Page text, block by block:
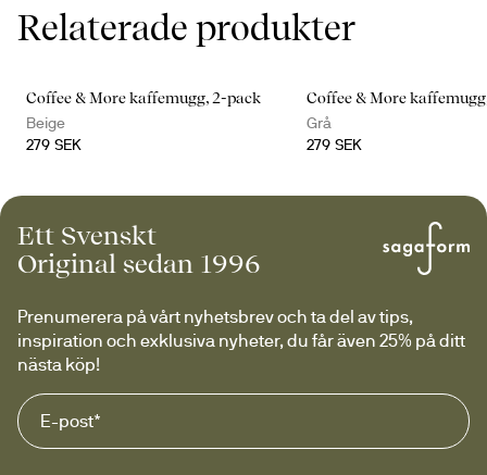
Relaterade produkter
Coffee & More kaffemugg, 2-pack
Beige
279 SEK
Coffee & More
Grå
279 SEK
Ett Svenskt
Original sedan 1996
Prenumerera på vårt nyhetsbrev och ta del av tips,
inspiration och exklusiva nyheter, du får även 25% på ditt
nästa köp!